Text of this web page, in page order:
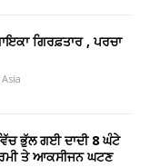
ਗਿਰਫ਼ਤਾਰ , ਪਰਚਾ
ਭੁੱਲ ਗਈ ਦਾਦੀ 8 ਘੰਟੇ
ਤੇ ਆਕਸੀਜਨ ਘਟਣ